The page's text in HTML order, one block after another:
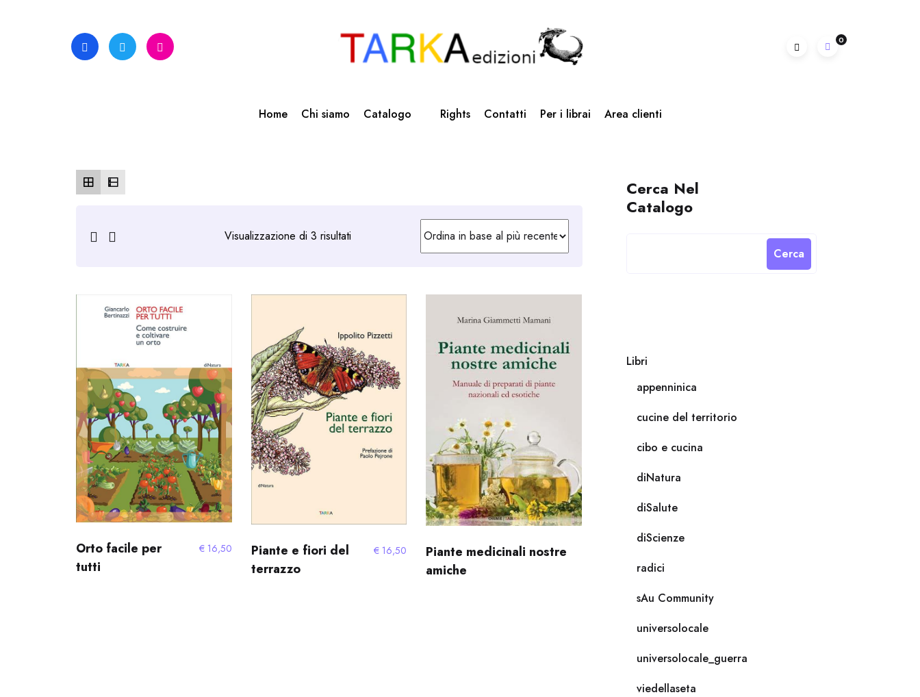
0
Home Chi siamo Catalogo Rights Contatti Per i librai Area clienti
Visualizzazione di 3 risultati
al
Orto facile per
tutti
€16,50
Piante e fiori del
terrazzo
€ 16,50
Piante medicinali nostre
amiche
Cerca Nel
Catalogo
Cerca
Libri
appenninica
cucine del territorio
cibo e cucina
diNatura
diSalute
diScienze
radici
sAu Community
universolocale
universolocale_guerra
viedellaseta